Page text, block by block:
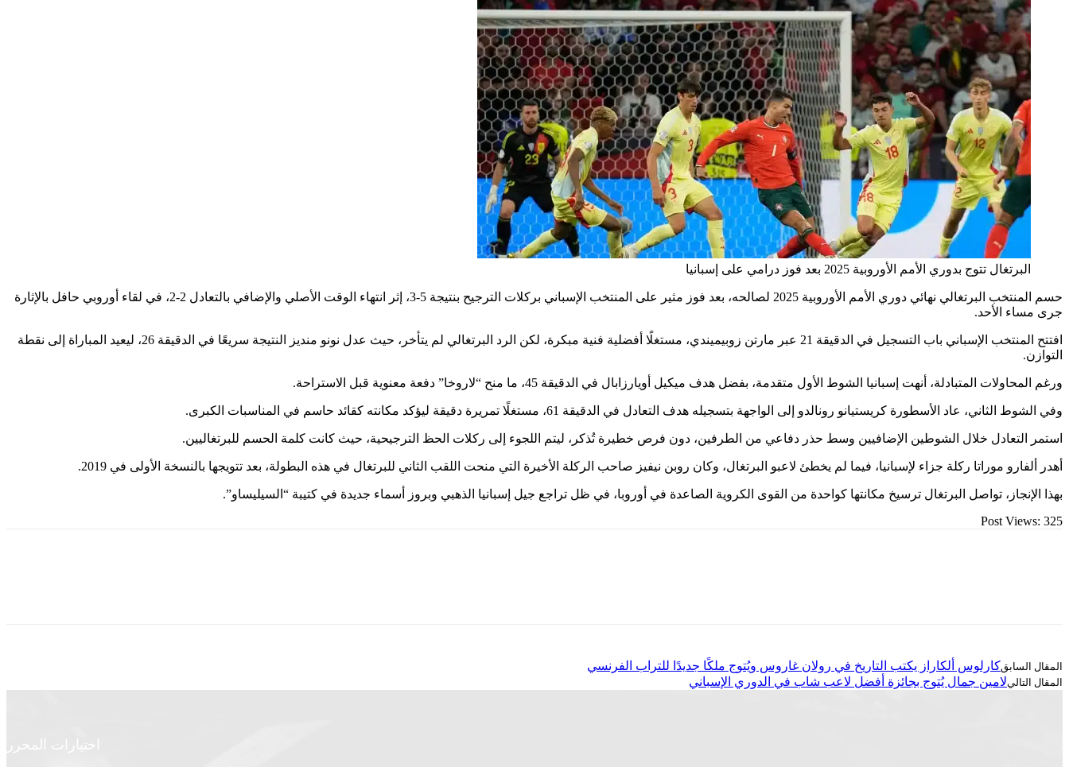
البرتغال تتوج بدوري الأمم الأوروبية 2025 بعد فوز درامي على إسبانيا
حسم المنتخب البرتغالي نهائي دوري الأمم الأوروبية 2025 لصالحه، بعد فوز مثير على المنتخب الإسباني بركلات الترجيح بنتيجة 5-3، إثر انتهاء الوقت الأصلي والإضافي بالتعادل 2-2، في لقاء أوروبي حافل بالإثارة
جرى مساء الأحد.
افتتح المنتخب الإسباني باب التسجيل في الدقيقة 21 عبر مارتن زوبيميندي، مستغلًا أفضلية فنية مبكرة، لكن الرد البرتغالي لم يتأخر، حيث عدل نونو منديز النتيجة سريعًا في الدقيقة 26، ليعيد المباراة إلى نقطة
التوازن.
ورغم المحاولات المتبادلة، أنهت إسبانيا الشوط الأول متقدمة، بفضل هدف ميكيل أويارزابال في الدقيقة 45، ما منح “لاروخا” دفعة معنوية قبل الاستراحة.
وفي الشوط الثاني، عاد الأسطورة كريستيانو رونالدو إلى الواجهة بتسجيله هدف التعادل في الدقيقة 61، مستغلًا تمريرة دقيقة ليؤكد مكانته كقائد حاسم في المناسبات الكبرى.
استمر التعادل خلال الشوطين الإضافيين وسط حذر دفاعي من الطرفين، دون فرص خطيرة تُذكر، ليتم اللجوء إلى ركلات الحظ الترجيحية، حيث كانت كلمة الحسم للبرتغاليين.
أهدر ألفارو موراتا ركلة جزاء لإسبانيا، فيما لم يخطئ لاعبو البرتغال، وكان روبن نيفيز صاحب الركلة الأخيرة التي منحت اللقب الثاني للبرتغال في هذه البطولة، بعد تتويجها بالنسخة الأولى في 2019.
بهذا الإنجاز، تواصل البرتغال ترسيخ مكانتها كواحدة من القوى الكروية الصاعدة في أوروبا، في ظل تراجع جيل إسبانيا الذهبي وبروز أسماء جديدة في كتيبة “السيليساو”.
Post Views: 325
كارلوس ألكاراز يكتب التاريخ في رولان غاروس ويُتوج ملكًا جديدًا للتراب الفرنسي
لامين جمال يُتوج بجائزة أفضل لاعب شاب في الدوري الإسباني
اختيارات المحرر